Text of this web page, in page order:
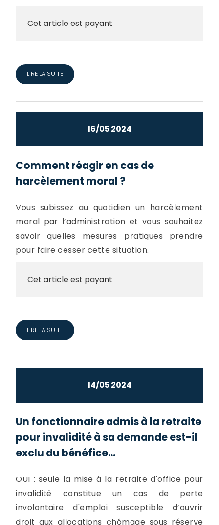
Cet article est payant
LIRE LA SUITE
16/05 2024
Comment réagir en cas de
harcèlement moral ?
Vous subissez au quotidien un harcèlement
moral par l’administration et vous souhaitez
savoir quelles mesures pratiques prendre
pour faire cesser cette situation.
Cet article est payant
LIRE LA SUITE
14/05 2024
Un fonctionnaire admis à la retraite
pour invalidité à sa demande est-il
exclu du bénéfice...
OUI : seule la mise à la retraite d'office pour
invalidité constitue un cas de perte
involontaire d'emploi susceptible d’ouvrir
droit aux allocations chômage sous réserve